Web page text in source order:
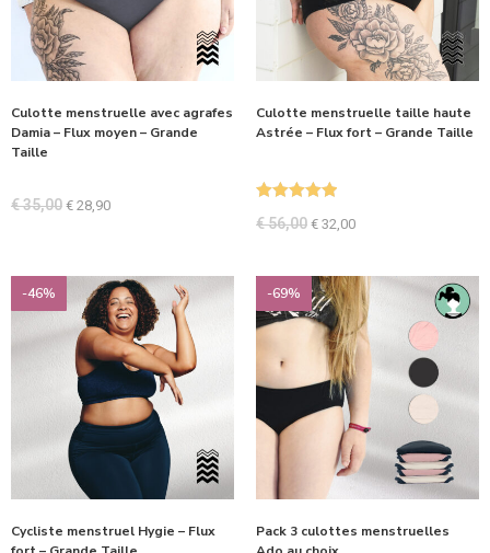
Culotte menstruelle avec agrafes
Damia – Flux moyen – Grande
Taille
€35,00 € 28,90
Culotte menstruelle taille haute
Astrée – Flux fort – Grande Taille
€56,00 € 32,00
-46%
Cycliste menstruel Hygie – Flux
-69%
Pack 3 culottes menstruelles